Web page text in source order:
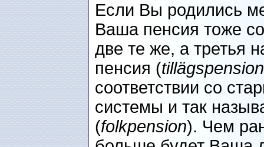
Если Вы родились
Ваша пенсия тоже
две те же, а третья
пенсия (tillägspension
соответствии со
системы и так
(folkpension). Чем